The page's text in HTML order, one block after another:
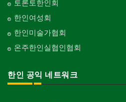
토론토한인회
한인여성회
한인미술가협회
온주한인실협인협회
한인 공익 네트워크